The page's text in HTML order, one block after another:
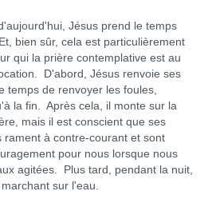
Jésus prend le temps
bien sûr, cela est particulièrement
qui la prière contemplative est au
D'abord, Jésus renvoie ses
temps de renvoyer les foules,
la fin. Après cela, il monte sur la
mais il est conscient que ses
rament à contre-courant et sont
pour nous lorsque nous
agitées. Plus tard, pendant la nuit,
sur l'eau.